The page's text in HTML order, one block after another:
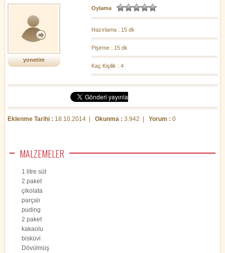
yonetim
Oylama
Hazırlama : 15 dk
Pişirme : 15 dk
Kaç Kişilik : 4
Eklenme Tarihi : 18.10.2014 | Okunma : 3.942 | Yorum : 0
MALZEMELER
1 litre süt
2 paket
çikolata
parçalı
puding
2 paket
kakaolu
bisküvi
Dövülmüş